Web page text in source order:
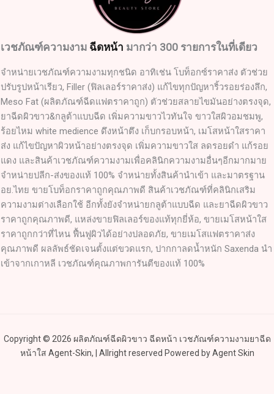
เวชภัณฑ์ความงาม ฉีดหน้า มากว่า 300 รายการในที่เดียว
จำหน่ายเวชภัณฑ์ความงามทุกชนิด อาทิเช่น โบท็อกซ์ราคาส่ง ตัวช่วย
ปรับรูปหน้าเรียว, Filler (ฟิลเลอร์ราคาส่ง) แก้ไขทุกปัญหาริ้วรอยร่องลึก,
Meso Fat (ผลิตภัณฑ์ฉีดแฟตราคาถูก) ตัวช่วยสลายไขมันอย่างตรงจุด,
ยาฉีดผิวขาว&กลูต้าแบบฉีด เพิ่มความขาวไวทันใจ ขาวใสผิวอมชมพู,
ร้อยไหม white medience ดึงหน้าตึง เก็บกรอบหน้า, เมโสหน้าใสราคา
ส่ง แก้ไขปัญหาผิวหน้าอย่างตรงจุด เพิ่มความขาวใส ลดรอยดำ แก้รอย
แดง และสินค้าเวชภัณฑ์ความงามเพื่อคลินิกความงามอื่นๆอีกมากมาย
จำหน่ายปลีก-ส่งของแท้ 100% จำหน่ายทั้งสินค้านำเข้า และมาตรฐาน
อย.ไทย ขายโบท็อกราคาถูกคุณภาพดี สินค้าเวชภัณฑ์ที่คลินิกเสริม
ความงามต่างเลือกใช้ อีกทั้งยังจำหน่ายกลูต้าแบบฉีด และยาฉีดผิวขาว
ราคาถูกคุณภาพดี, แหล่งขายฟิลเลอร์ของแท้ทุกยี่ห้อ, ขายเมโสหน้าใส
ราคาถูกกว่าที่ไหน ฟื้นฟูผิวได้อย่างปลอดภัย, ขายเมโสแฟตราคาส่ง
คุณภาพดี ผลลัพธ์ชัดเจนตั้งแต่ขวดแรก, ปากกาลดน้ำหนัก Saxenda นำ
เข้าจากเกาหลี เวชภัณฑ์คุณภาพการันตีของแท้ 100%
Copyright © 2026 ผลิตภัณฑ์ฉีดผิวขาว ฉีดหน้า เวชภัณฑ์ความงามยาฉีด
หน้าใส Agent-Skin, | Allright reserved Powered by Agent Skin